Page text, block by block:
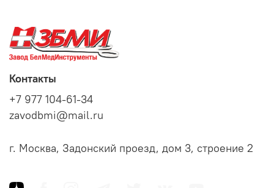
Контакты
+7 977 104-61-34
zavodbmi@mail.ru
г. Москва, Задонский проезд, дом 3, строение 2